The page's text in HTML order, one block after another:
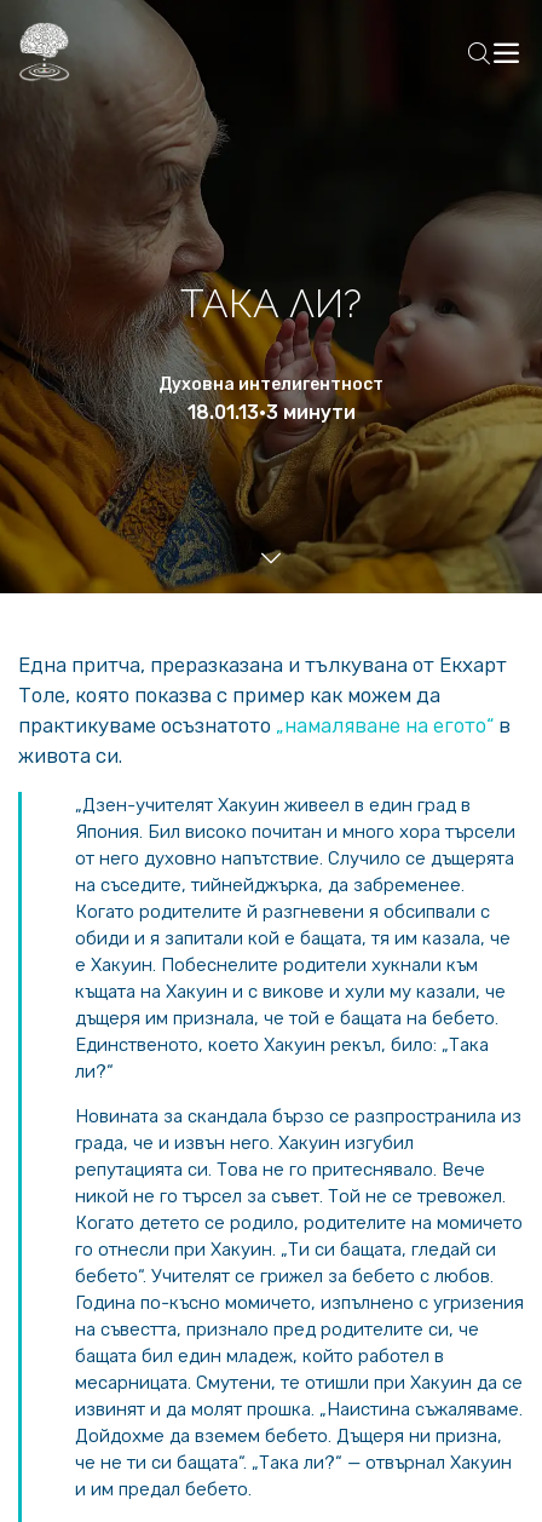
ТАКА ЛИ?
Духовна интелигентност
18.01.13•3 минути
Една притча, преразказана и тълкувана от Екхарт
Толе, която показва с пример как можем да
практикуваме осъзнатото „намаляване на егото“ в
живота си.
„Дзен-учителят Хакуин живеел в един град в
Япония. Бил високо почитан и много хора търсели
от него духовно напътствие. Случило се дъщерята
на съседите, тийнейджърка, да забременее.
Когато родителите й разгневени я обсипвали с
обиди и я запитали кой е бащата, тя им казала, че
е Хакуин. Побеснелите родители хукнали към
къщата на Хакуин и с викове и хули му казали, че
дъщеря им признала, че той е бащата на бебето.
Единственото, което Хакуин рекъл, било: „Така
ли?“
Новината за скандала бързо се разпространила из
града, че и извън него. Хакуин изгубил
репутацията си. Това не го притеснявало. Вече
никой не го търсел за съвет. Той не се тревожел.
Когато детето се родило, родителите на момичето
го отнесли при Хакуин. „Ти си бащата, гледай си
бебето“. Учителят се грижел за бебето с любов.
Година по-късно момичето, изпълнено с угризения
на съвестта, признало пред родителите си, че
бащата бил един младеж, който работел в
месарницата. Смутени, те отишли при Хакуин да се
извинят и да молят прошка. „Наистина съжаляваме.
Дойдохме да вземем бебето. Дъщеря ни призна,
че не ти си бащата“. „Така ли?“ — отвърнал Хакуин
и им предал бебето.